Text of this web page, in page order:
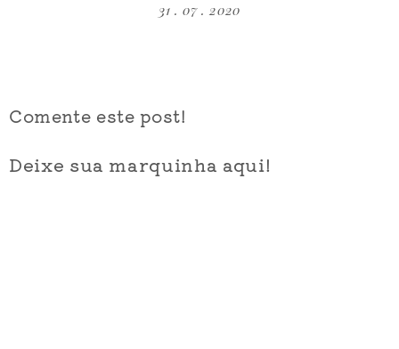
31 . 07 . 2020
Comente este post!
Deixe sua marquinha aqui!